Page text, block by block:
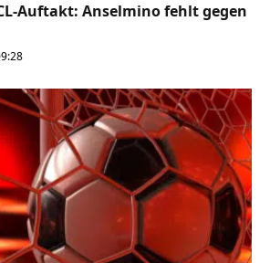
Auftakt: Anselmino fehlt gegen